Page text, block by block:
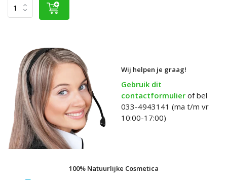
Wij helpen je graag!
Gebruik dit
contactformulier of bel
033-4943141 (ma t/m vr
10:00-17:00)
100% Natuurlijke Cosmetica